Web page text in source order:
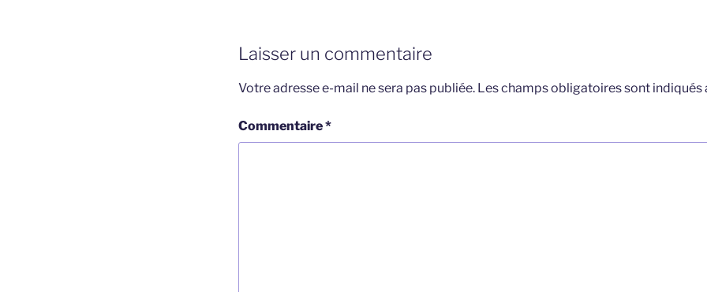
Laisser un commentaire
Votre adresse e-mail ne sera pas publiée. Les champs obligatoires sont indiqués
Commentaire*